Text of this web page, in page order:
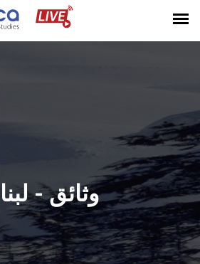
وثائق -